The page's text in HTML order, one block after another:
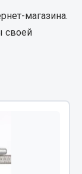
магазина.
своей